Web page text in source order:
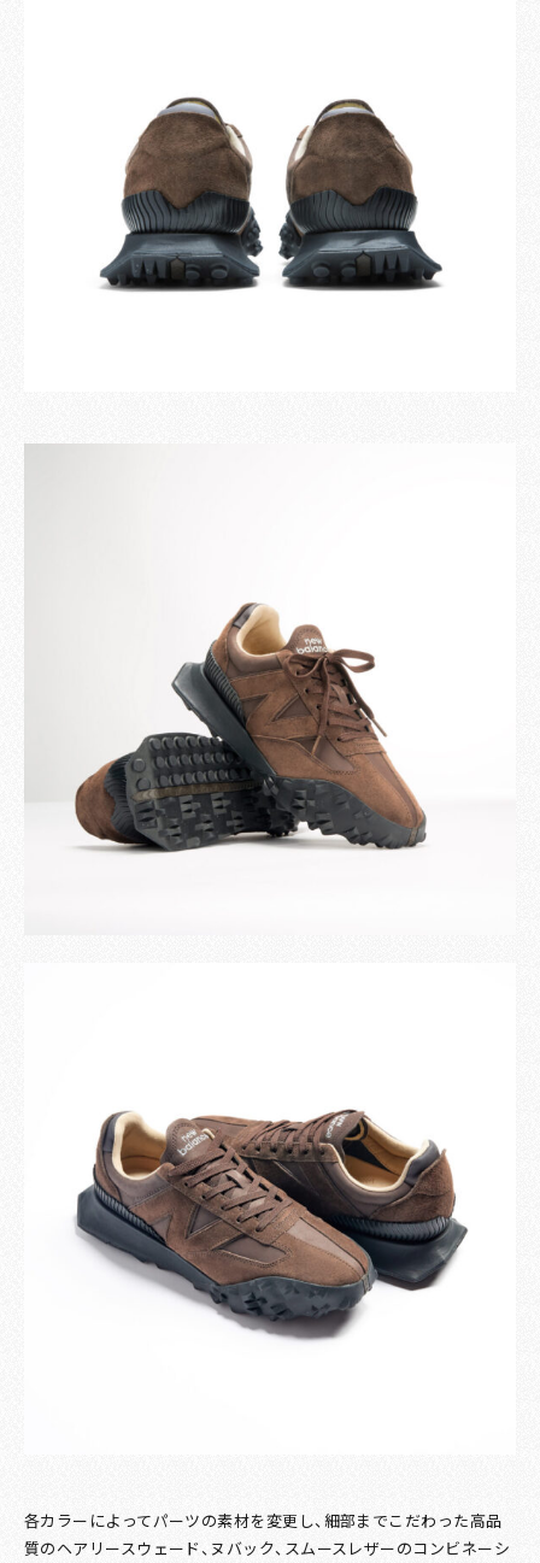
各カラーによってパーツの素材を変更し、細部までこだわった高品
質のヘアリースウェード、ヌバック、スムースレザーのコンビネーシ